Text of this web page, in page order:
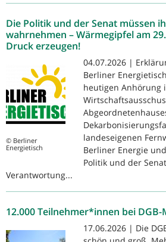
Die Politik und der Senat müssen
wahrnehmen – Wärmegipfel am
Druck erzeugen!
© Berliner
Energietisch
04.07.2026 |
Berliner
heutigen Anhörung
landeseigenen
Berliner Energie
Politik und der
Verantwortung...
12.000 Teilnehmer*innen bei DGB-
17.06.2026 | Die